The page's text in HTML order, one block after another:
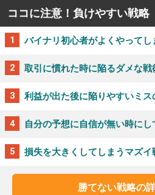
ココに注意！負けやすい戦略
バイナリ初心者がよくやってし
取引に慣れた時に陥るダメな戦
利益が出た後に陥りやすいミス
自分の予想に自信が無い時に
損失を大きくしてしまうマズイ
勝てない戦略の